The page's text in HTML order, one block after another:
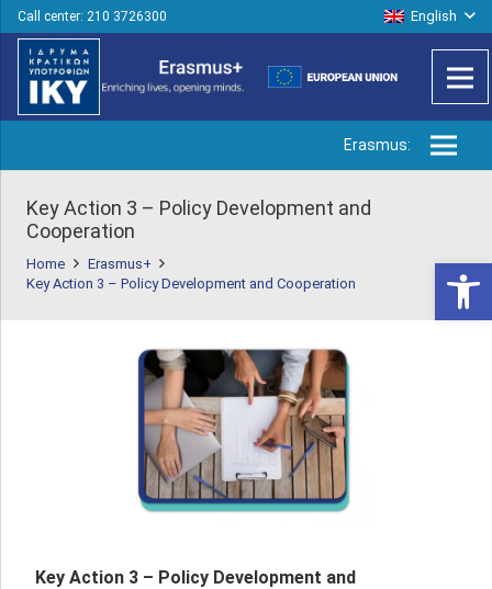
Call center: 210 3726300 English
Erasmus:
Key Action 3 – Policy Development and
Cooperation
Home
Erasmus+
Key Action 3 – Policy Development and Cooperation
Key Action 3 – Policy Development and